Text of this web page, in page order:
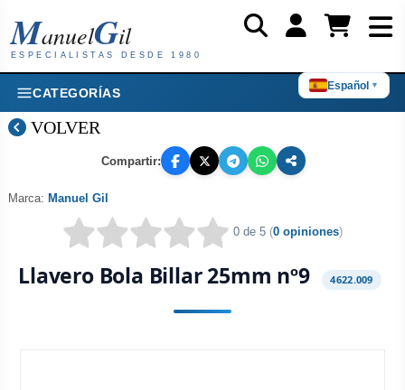
Español ▼
ManuelGil
ESPECIALISTAS DESDE 1980
CATEGORÍAS
VOLVER
Compartir:
0 de 5 (0 opiniones)
Llavero Bola Billar 25mm nº9 4622.009
Marca: Manuel Gil